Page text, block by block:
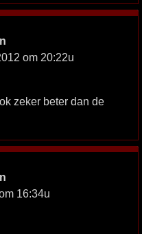
om 20:22u
zeker beter dan de
16:34u